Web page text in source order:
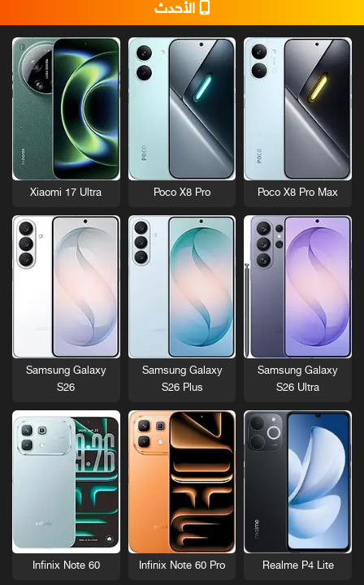
الأحدث
Poco X8 Pro Max
Poco X8 Pro
Xiaomi 17 Ultra
Samsung Galaxy
S26 Ultra
Samsung Galaxy
S26 Plus
Samsung Galaxy
S26
Realme P4 Lite
Infinix Note 60 Pro
Infinix Note 60